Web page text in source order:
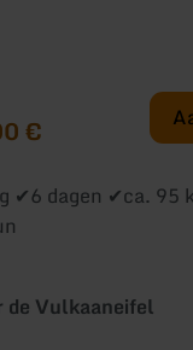
€
✔6 dagen ✔ca. 95
de Vulkaaneifel